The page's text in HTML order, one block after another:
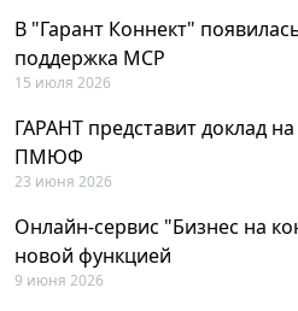
В "Гарант Коннект"
поддержка MCP
15 июля 2026
ГАРАНТ представит доклад
ПМЮФ
23 июня 2026
Онлайн-сервис "Бизнес на
новой функцией
9 июня 2026